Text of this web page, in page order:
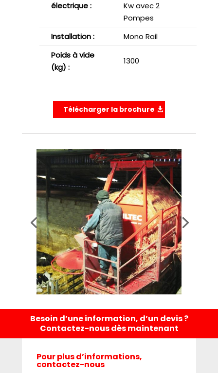
électrique :
Kw avec 2
Pompes
Installation :
Mono Rail
Poids à vide
(kg) :
1300
Télécharger la brochure
Besoin d’une information, d’un devis ?
Contactez-nous dès maintenant
Pour plus d’informations,
contactez-nous